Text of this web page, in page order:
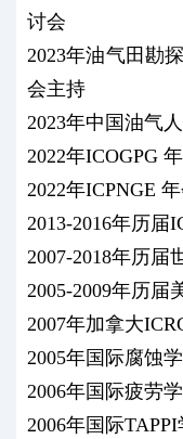
讨会
2023年油气田勘
会主持
2023年中国油气
2022年ICOGPG
2022年ICPNGE
2013-2016年历届
2007-2018年历届
2005-2009年历届
2007年加拿大
2005年国际腐蚀
2006年国际疲劳
2006年国际